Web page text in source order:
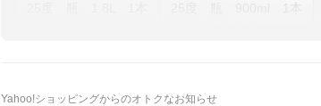
25度 瓶 900ml 1本
Yahoo!ショッピングからのオトクなお知らせ